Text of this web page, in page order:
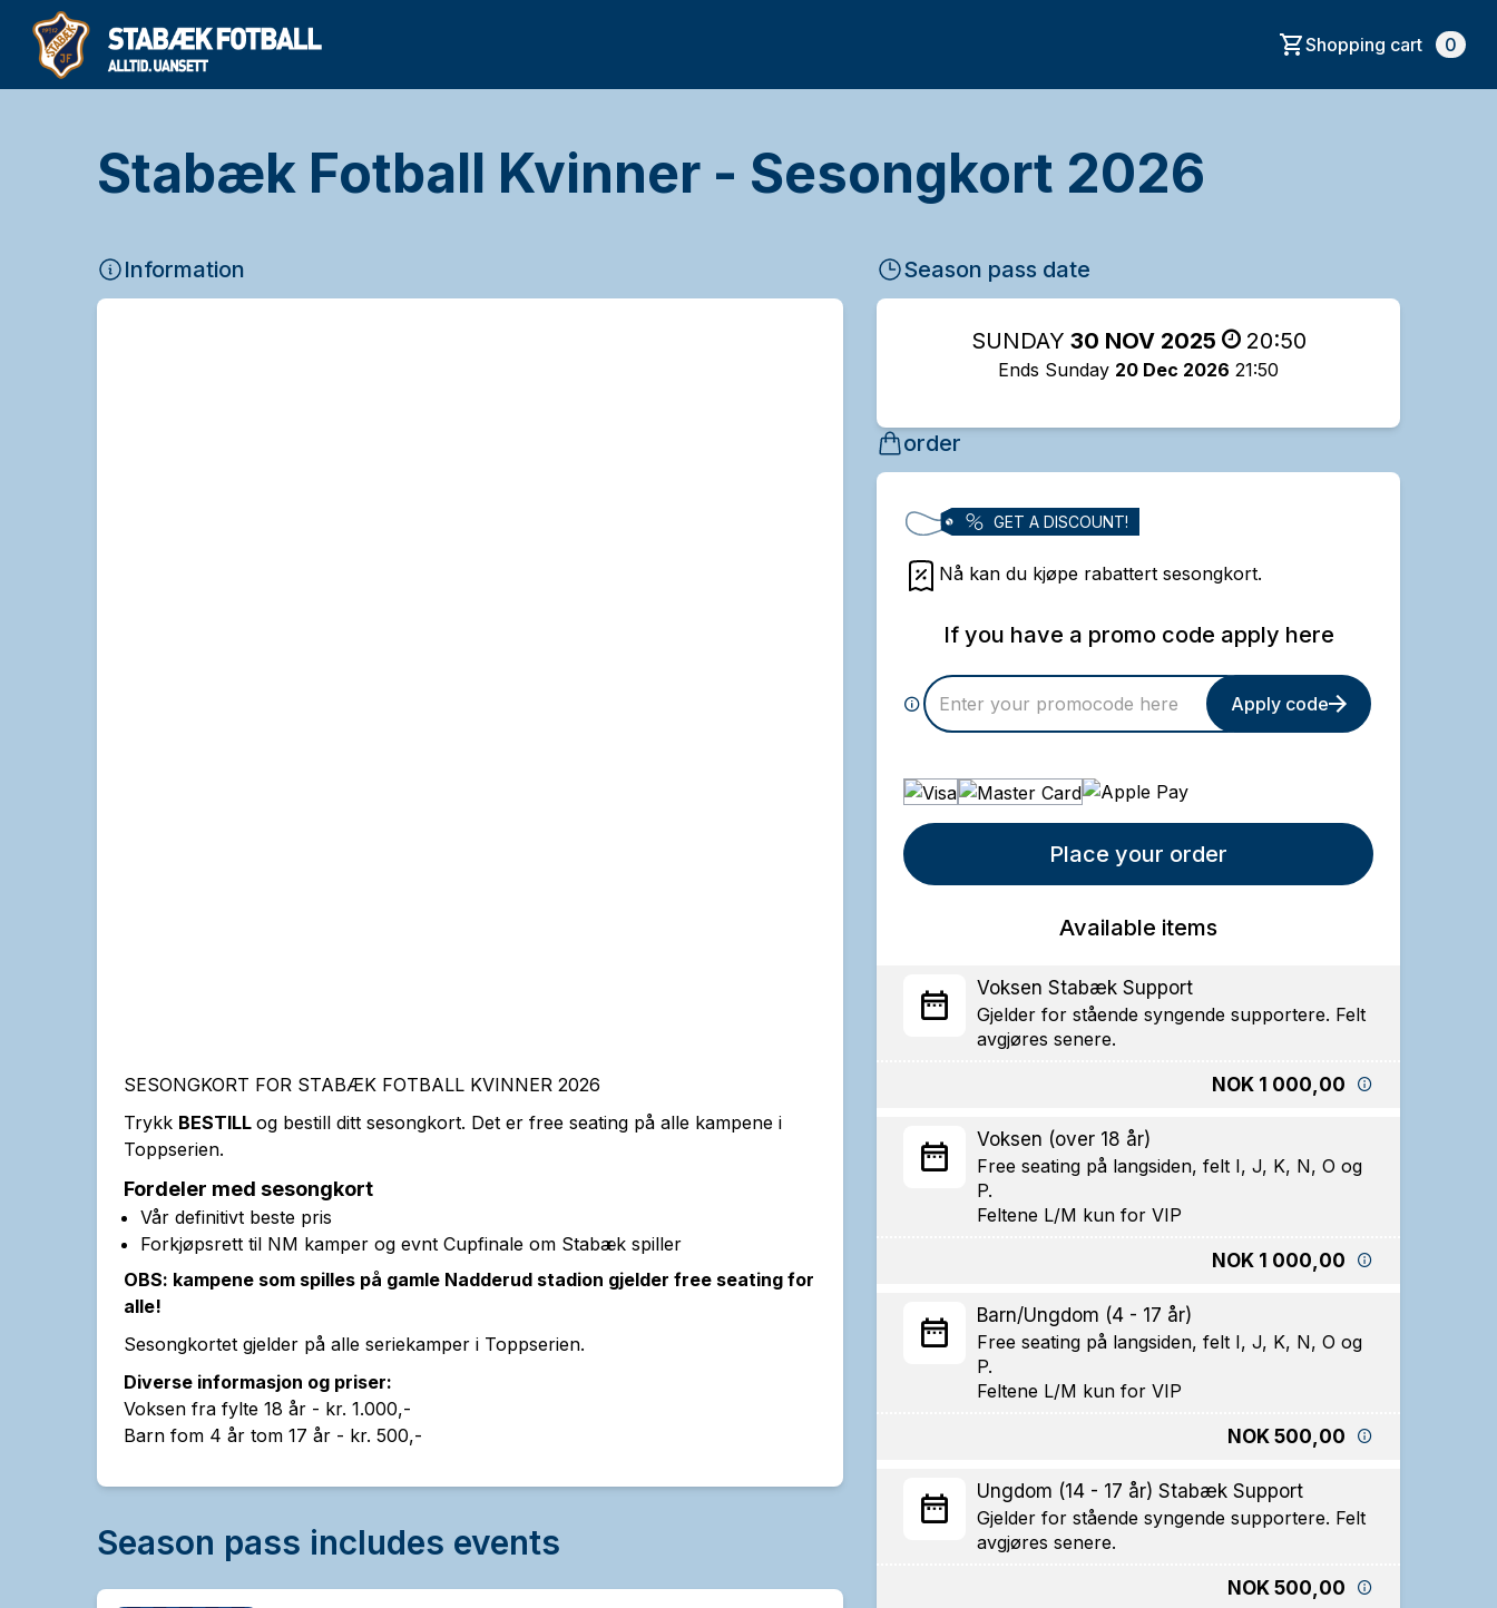
Shopping cart 0
Stabæk Fotball Kvinner - Sesongkort 2026
Information
SESONGKORT FOR STABÆK FOTBALL KVINNER 2026
Trykk BESTILL og bestill ditt sesongkort. Det er free seating på alle kampene i
Toppserien.
Fordeler med sesongkort
Vår definitivt beste pris
Forkjøpsrett til NM kamper og evnt Cupfinale om Stabæk spiller
OBS: kampene som spilles på gamle Nadderud stadion gjelder free seating for
alle!
Sesongkortet gjelder på alle seriekamper i Toppserien.
Diverse informasjon og priser:
Voksen fra fylte 18 år - kr. 1.000,-
Barn fom 4 år tom 17 år - kr. 500,-
Season pass includes events
Season pass date
SUNDAY 30 NOV 2025 20:50
Ends Sunday 20 Dec 2026 21:50
order
GET A DISCOUNT!
Nå kan du kjøpe rabattert sesongkort.
If you have a promo code apply here
Apply code
Place your order
Available items
Voksen Stabæk Support
Gjelder for stående syngende supportere. Felt
avgjøres senere.
NOK 1 000,00
Voksen (over 18 år)
Free seating på langsiden, felt I, J, K, N, O og
P.
Feltene L/M kun for VIP
NOK 1 000,00
Barn/Ungdom (4 - 17 år)
Free seating på langsiden, felt I, J, K, N, O og
P.
Feltene L/M kun for VIP
NOK 500,00
Ungdom (14 - 17 år) Stabæk Support
Gjelder for stående syngende supportere. Felt
avgjøres senere.
NOK 500,00